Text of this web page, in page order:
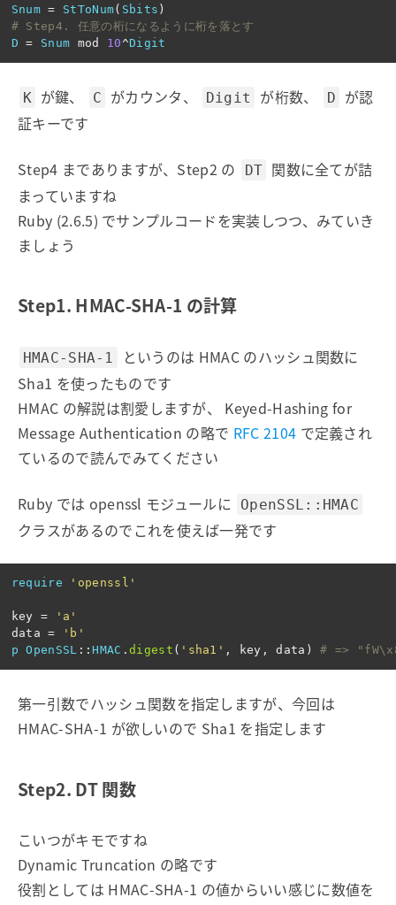
Snum = StToNum( Sbits )
# Step4. 任意の桁になるように桁を落とす
D
= Snum mod 10^Digit
K が鍵、 C がカウンタ、 Digit が桁数、 D
が認
証キーです
Step4 までありますが、Step2 の DT 関数に全てが詰
まっていますね
Ruby (2.6.5) でサンプルコードを実装しつつ、みていき
ましょう
Step1. HMAC-SHA-1 の計算
HMAC-SHA-1
というのは HMAC のハッシュ関数に
Sha1 を使ったものです
HMAC の解説は割愛しますが、 Keyed-Hashing for
Message Authentication の略で RFC 2104 で定義され
ているので読んでみてください
Ruby では openssl モジュールに OpenSSL::HMAC
クラスがあるのでこれを使えば一発です
require 'openssl'
key =
'a'
data
=
'b'
p
OpenSSL :: HMAC . digest ( 'sha1' , key , data ) # =>
第一引数でハッシュ関数を指定しますが、今回は
HMAC-SHA-1 が欲しいので Sha1 を指定します
Step2. DT 関数
こいつがキモですね
Dynamic Truncation の略です
役割としては HMAC-SHA-1 の値からいい感じに数値を